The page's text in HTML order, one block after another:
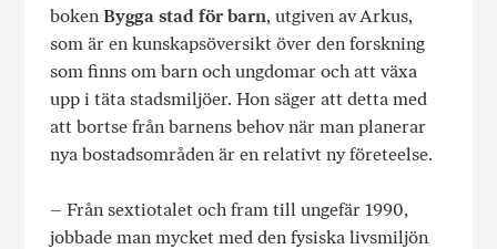
boken Bygga stad för barn, utgiven av Arkus,
som är en kunskapsöversikt över den forskning
som finns om barn och ungdomar och att växa
upp i täta stadsmiljöer. Hon säger att detta med
att bortse från barnens behov när man planerar
nya bostadsområden är en relativt ny företeelse.
– Från sextiotalet och fram till ungefär 1990,
jobbade man mycket med den fysiska livsmiljön